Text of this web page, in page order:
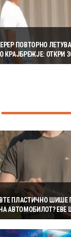
ПОВТОРНО
КРАЈБРЕЖЈЕ: ОТКРИ
ВРАЌА НА МАЛИ
ПЛАСТИЧНО ШИШЕ
АВТОМОБИЛОТ? ЕВЕ
ЗА ДА